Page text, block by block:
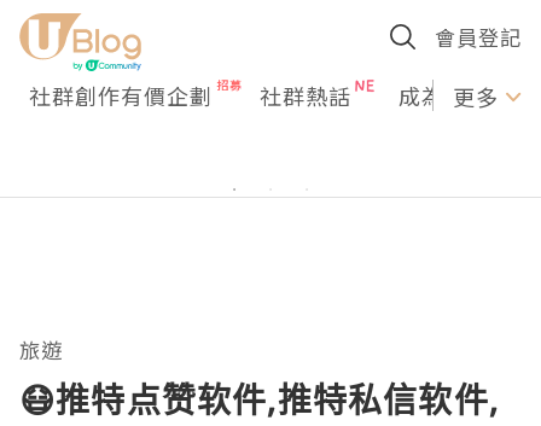
會員登記
社群創作有價企劃 社群熱話 成為U更多
旅遊
😷推特点赞软件,推特私信软件,